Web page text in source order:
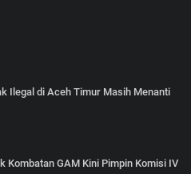
Ilegal di Aceh Timur Masih Menanti
Kombatan GAM Kini Pimpin Komisi IV